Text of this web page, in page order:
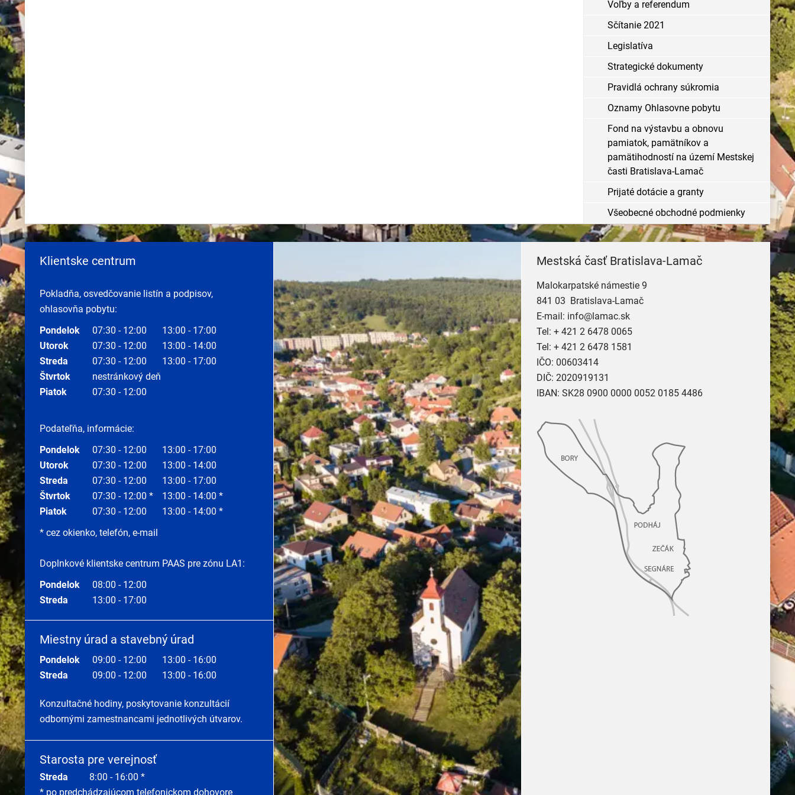
Voľby a referendum
Sčítanie 2021
Legislatíva
Strategické dokumenty
Pravidlá ochrany súkromia
Oznamy Ohlasovne pobytu
Fond na výstavbu a obnovu
pamiatok, pamätníkov a
pamätihodností na území Mestskej
časti Bratislava-Lamač
Prijaté dotácie a granty
Všeobecné obchodné podmienky
Klientske centrum
Pokladňa, osvedčovanie listín a podpisov,
ohlasovňa pobytu:
Pondelok
07:30 - 12:00
13:00 - 17:00
Utorok
07:30 - 12:00
13:00 - 14:00
Streda
07:30 - 12:00
13:00 - 17:00
Štvrtok
nestránkový deň
Piatok
07:30 - 12:00
Podateľňa, informácie:
Pondelok
07:30 - 12:00
13:00 - 17:00
Utorok
07:30 - 12:00
13:00 - 14:00
Streda
07:30 - 12:00
13:00 - 17:00
Štvrtok
07:30 - 12:00 *
13:00 - 14:00 *
Piatok
07:30 - 12:00
13:00 - 14:00 *
* cez okienko, telefón, e-mail
Doplnkové klientske centrum PAAS pre zónu LA1:
Pondelok
08:00 - 12:00
Streda
13:00 - 17:00
Miestny úrad a stavebný úrad
Pondelok 09:00 - 12:00
13:00 - 16:00
Streda
09:00 - 12:00 13:00 - 16:00
Konzultačné hodiny, poskytovanie konzultácií
odbornými zamestnancami jednotlivých útvarov.
Starosta pre verejnosť
Streda 8:00 - 16:00 *
* po predchádzajúcom telefonickom dohovore
Mestská časť Bratislava-Lamač
Malokarpatské námestie 9
841 03 Bratislava-Lamač
E-mail: info@lamac.sk
Tel:+ 421 2 6478 0065
Tel:+ 421 2 6478 1581
IČO: 00603414
DIČ: 2020919131
IBAN: SK28 0900 0000 0052 0185 4486